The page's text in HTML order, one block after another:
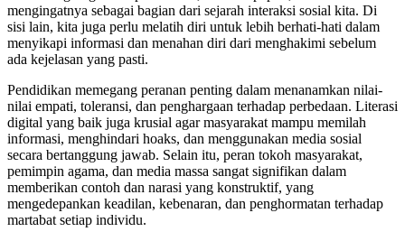
mengingatnya sebagai bagian dari sejarah interaksi sosial kita. Di
sisi lain, kita juga perlu melatih diri untuk lebih berhati-hati dalam
menyikapi informasi dan menahan diri dari menghakimi sebelum
ada kejelasan yang pasti.
Pendidikan memegang peranan penting dalam menanamkan nilai-
nilai empati, toleransi, dan penghargaan terhadap perbedaan. Literasi
digital yang baik juga krusial agar masyarakat mampu memilah
informasi, menghindari hoaks, dan menggunakan media sosial
secara bertanggung jawab. Selain itu, peran tokoh masyarakat,
pemimpin agama, dan media massa sangat signifikan dalam
memberikan contoh dan narasi yang konstruktif, yang
mengedepankan keadilan, kebenaran, dan penghormatan terhadap
martabat setiap individu.